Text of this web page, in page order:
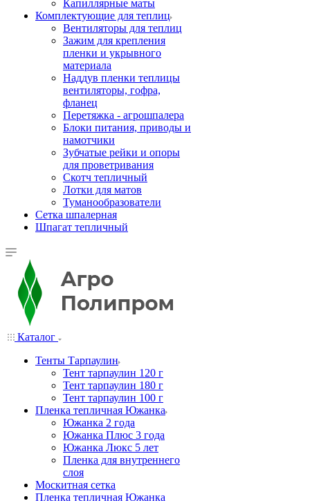
Капиллярные маты
Комплектующие для теплиц
Вентиляторы для теплиц
Зажим для крепления
пленки и укрывного
материала
Наддув пленки теплицы
вентиляторы, гофра,
фланец
Перетяжка - агрошпалера
Блоки питания, приводы и
намотчики
Зубчатые рейки и опоры
для проветривания
Скотч тепличный
Лотки для матов
Туманообразователи
Сетка шпалерная
Шпагат тепличный
Каталог
Тенты Тарпаулин
Тент тарпаулин 120 г
Тент тарпаулин 180 г
Тент тарпаулин 100 г
Пленка тепличная Южанка
Южанка 2 года
Южанка Плюс 3 года
Южанка Люкс 5 лет
Пленка для внутреннего
слоя
Москитная сетка
Пленка тепличная Южанка